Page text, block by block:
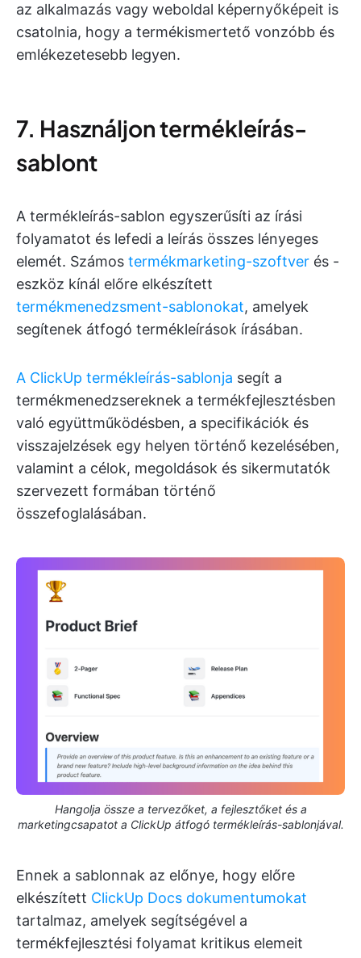
az alkalmazás vagy weboldal képernyőképeit is
csatolnia, hogy a termékismertető vonzóbb és
emlékezetesebb legyen.
7. Használjon termékleírás-
sablont
A termékleírás-sablon egyszerűsíti az írási
folyamatot és lefedi a leírás összes lényeges
elemét. Számos termékmarketing-szoftver és -
eszköz kínál előre elkészített
termékmenedzsment-sablonokat, amelyek
segítenek átfogó termékleírások írásában.
A ClickUp termékleírás-sablonja segít a
termékmenedzsereknek a termékfejlesztésben
való együttműködésben, a specifikációk és
visszajelzések egy helyen történő kezelésében,
valamint a célok, megoldások és sikermutatók
szervezett formában történő
összefoglalásában.
Hangolja össze a tervezőket, a fejlesztőket és a
marketingcsapatot a ClickUp átfogó termékleírás-sablonjával.
Ennek a sablonnak az előnye, hogy előre
elkészített ClickUp Docs dokumentumokat
tartalmaz, amelyek segítségével a
termékfejlesztési folyamat kritikus elemeit